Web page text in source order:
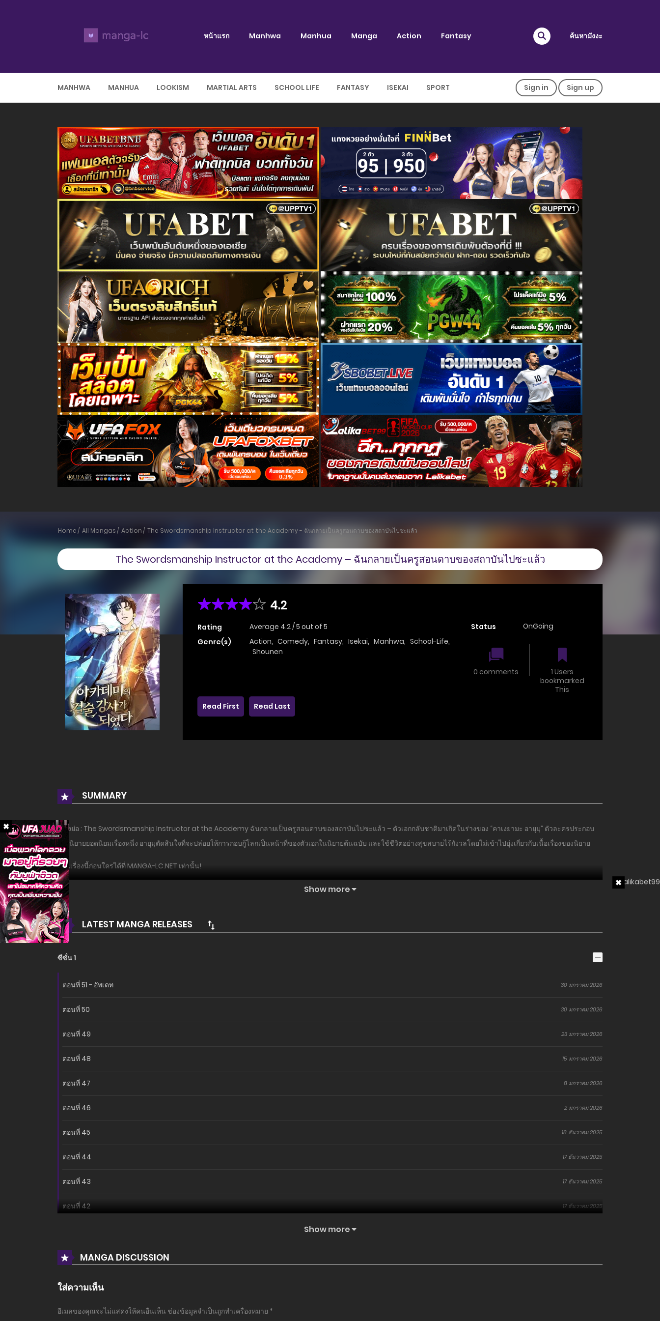
หน้าแรก Manhwa Manhua Manga Action Fantasy ค้นหามังงะ
MANHWA MANHUA LOOKISM MARTIAL ARTS SCHOOL LIFE FANTASY ISEKAI SPORT Sign in Sign up
Home All Mangas Action The Swordsmanship Instructor at the Academy - ฉันกลายเป็นครูสอนดาบของสถาบันไปซะแล้ว
The Swordsmanship Instructor at the Academy – ฉันกลายเป็นครูสอนดาบของสถาบันไปซะแล้ว
4.2
Rating Average 4.2/5 out of 5
Genre(s)
Action, Comedy, Fantasy, Isekai, Manhwa, School-Life,
Shounen
Status OnGoing
0 comments
1 Users
bookmarked
This
Read First
Read Last
SUMMARY
เรื่องย่อ : The Swordsmanship Instructor at the Academy ฉันกลายเป็นครูสอนดาบของสถาบันไปซะแล้ว – ตัวเอกกลับชาติมาเกิดในร่างของ “คาเงยามะ อายุมุ” ตัวละครประกอบ
จากนิยายยอดนิยมเรื่องหนึ่ง อายุมุตัดสินใจที่จะปล่อยให้การกอบกู้โลกเป็นหน้าที่ของตัวเอกในนิยายต้นฉบับ และใช้ชีวิตอย่างสุขสบายไร้กังวลโดยไม่เข้าไปยุ่งเกี่ยวกับเนื้อเรื่องของนิยาย
อ่านเรื่องนี้ก่อนใครได้ที่ MANGA-LC.NET เท่านั้น!
Show more
LATEST MANGA RELEASES
ซีซั่น 1
ตอนที่ 51 - อัพเดท 30 มกราคม 2026
ตอนที่ 50 30 มกราคม 2026
ตอนที่ 49 23 มกราคม 2026
ตอนที่ 48 15 มกราคม 2026
ตอนที่ 47 8 มกราคม 2026
ตอนที่ 46 2 มกราคม 2026
ตอนที่ 45 18 ธันวาคม 2025
ตอนที่ 44 17 ธันวาคม 2025
ตอนที่ 43 17 ธันวาคม 2025
ตอนที่ 42 17 ธันวาคม 2025
ตอนที่ 40
Show more
MANGA DISCUSSION
ใส่ความเห็น
อีเมลของคุณจะไม่แสดงให้คนอื่นเห็น ช่องข้อมูลจำเป็นถูกทำเครื่องหมาย *